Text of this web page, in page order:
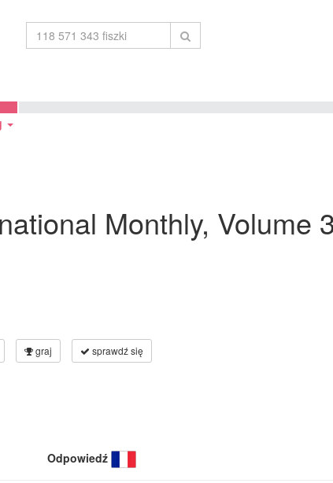
Monthly, Volume
graj sprawdź się
Odpowiedź